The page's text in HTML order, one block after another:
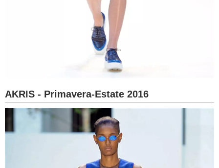
AKRIS - Primavera-Estate 2016